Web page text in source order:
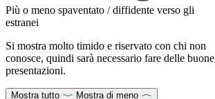
Più o meno spaventato / diffidente verso gli
estranei
Si mostra molto timido e riservato con chi non
conosce, quindi sarà necessario fare delle buone
presentazioni.
Mostra tutto Mostra di meno